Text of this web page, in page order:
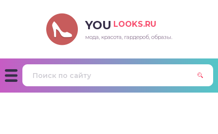
YOU LOOKS.RU
мода, красота, гардероб, образы.